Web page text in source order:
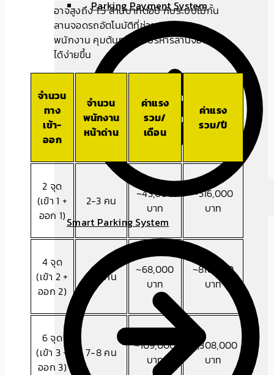
Parking Payment System
Smart Parking System
จำนวน
ทาง
เข้า-
ออก
จำนวน
พนักงาน
หน้าด่าน
ค่าแรง
รวม/
เดือน
ค่าแรง
รวม/ปี
2 จุด
(เข้า 1 +
ออก 1)
2-3 คน
~43,000
บาท
~516,000
บาท
4 จุด
(เข้า 2 +
ออก 2)
4-5 คน
~68,000
บาท
~816,000
บาท
6 จุด
(เข้า 3 +
ออก 3)
7-8 คน
~109,000
บาท
~1,308,000
บาท